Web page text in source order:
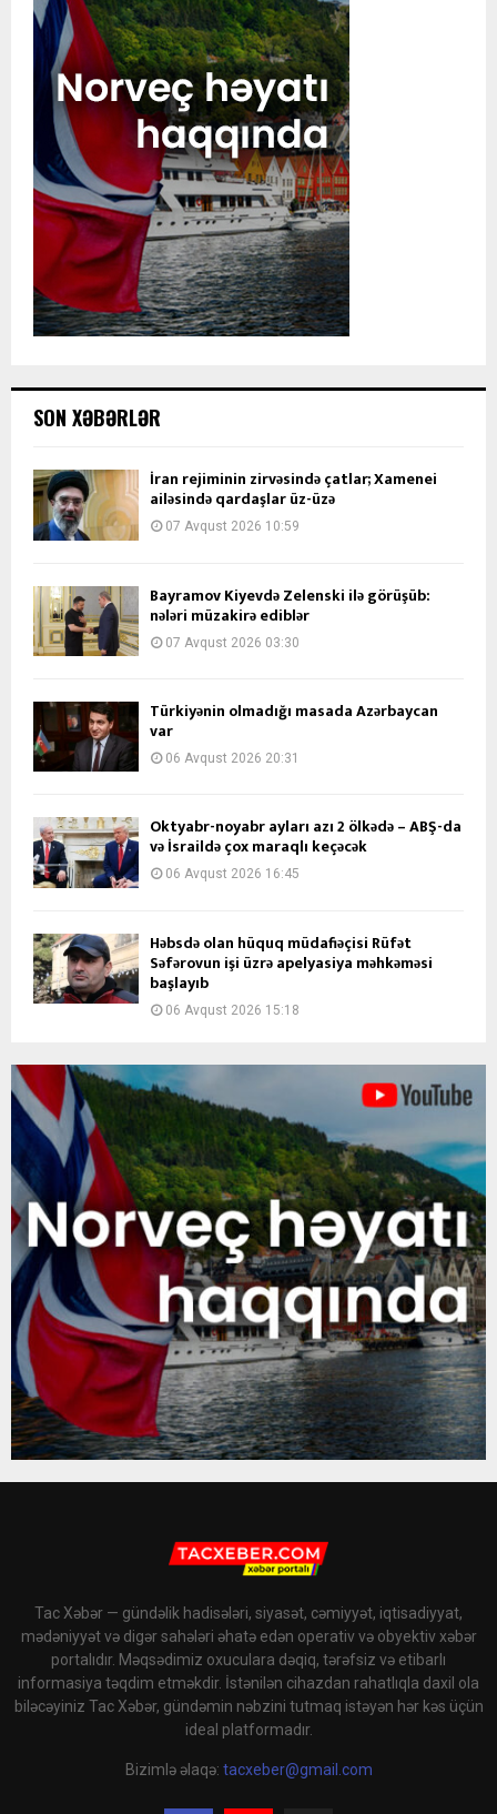
SON XƏBƏRLƏR
İran rejiminin zirvəsində çatlar; Xamenei
ailəsində qardaşlar üz-üzə
07 Avqust 2026 10:59
Bayramov Kiyevdə Zelenski ilə görüşüb:
nələri müzakirə ediblər
07 Avqust 2026 03:30
Türkiyənin olmadığı masada Azərbaycan
var
06 Avqust 2026 20:31
Oktyabr-noyabr ayları azı 2 ölkədə – ABŞ-da
və İsraildə çox maraqlı keçəcək
06 Avqust 2026 16:45
Həbsdə olan hüquq müdafiəçisi Rüfət
Səfərovun işi üzrə apelyasiya məhkəməsi
başlayıb
06 Avqust 2026 15:18
Tac Xəbər — gündəlik hadisələri, siyasət, cəmiyyət, iqtisadiyyat,
mədəniyyət və digər sahələri əhatə edən operativ və obyektiv xəbər
portalıdır. Məqsədimiz oxuculara dəqiq, tərəfsiz və etibarlı
informasiya təqdim etməkdir. İstənilən cihazdan rahatlıqla daxil ola
biləcəyiniz Tac Xəbər, gündəmin nəbzini tutmaq istəyən hər kəs üçün
ideal platformadır.
Bizimlə əlaqə: tacxeber@gmail.com